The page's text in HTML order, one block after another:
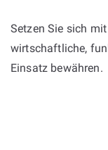
Setzen Sie sich
wirtschaftliche,
Einsatz bewähren.